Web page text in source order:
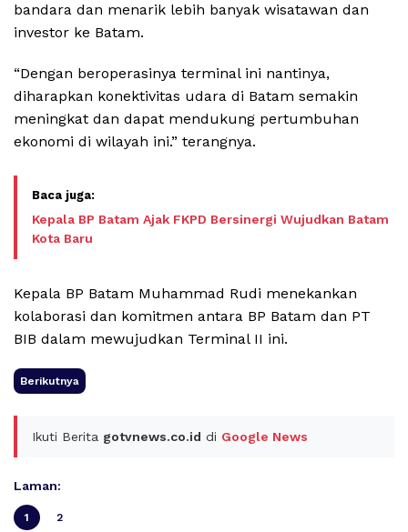
bandara dan menarik lebih banyak wisatawan dan
investor ke Batam.
“Dengan beroperasinya terminal ini nantinya,
diharapkan konektivitas udara di Batam semakin
meningkat dan dapat mendukung pertumbuhan
ekonomi di wilayah ini.” terangnya.
Kepala BP Batam Ajak FKPD Bersinergi Wujudkan Batam
Kota Baru
Kepala BP Batam Muhammad Rudi menekankan
kolaborasi dan komitmen antara BP Batam dan PT
BIB dalam mewujudkan Terminal II ini.
Berikutnya
Ikuti Berita gotvnews.co.id di Google News
Laman:
1 2